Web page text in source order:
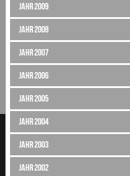
Jahr 2009
Jahr 2008
Jahr 2007
Jahr 2006
Jahr 2005
Jahr 2004
Jahr 2003
Jahr 2002